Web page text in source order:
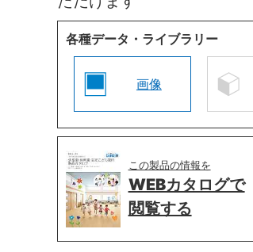
各種データ・ライブラリー
画像
この製品の情報を
WEBカタログで
閲覧する